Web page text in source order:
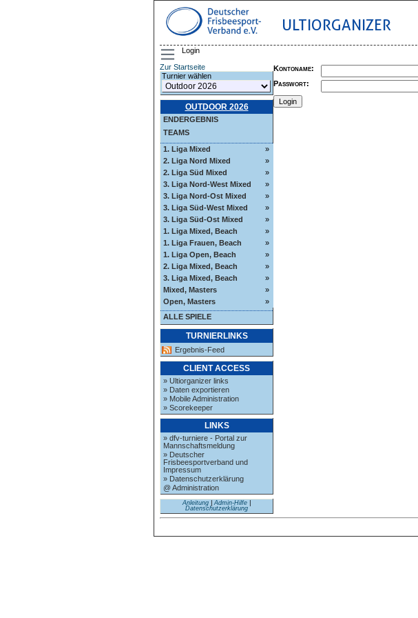
ULTIORGANIZER
Login
Zur Startseite
Turnier wählen
OUTDOOR 2026
ENDERGEBNIS
TEAMS
1. Liga Mixed
»
2. Liga Nord Mixed
»
2. Liga Süd Mixed
»
3. Liga Nord-West Mixed
»
3. Liga Nord-Ost Mixed
»
3. Liga Süd-West Mixed
»
3. Liga Süd-Ost Mixed
»
1. Liga Mixed, Beach
»
1. Liga Frauen, Beach
»
1. Liga Open, Beach
»
2. Liga Mixed, Beach
»
3. Liga Mixed, Beach
»
Mixed, Masters
»
Open, Masters
»
ALLE SPIELE
TURNIERLINKS
Ergebnis-Feed
CLIENT ACCESS
» Ultiorganizer links
» Daten exportieren
» Mobile Administration
» Scorekeeper
LINKS
» dfv-turniere - Portal zur
Mannschaftsmeldung
» Deutscher
Frisbeesportverband und
Impressum
» Datenschutzerklärung
@ Administration
Anleitung| Admin-Hilfe|
Datenschutzerklärung
Kontoname:
Passwort: